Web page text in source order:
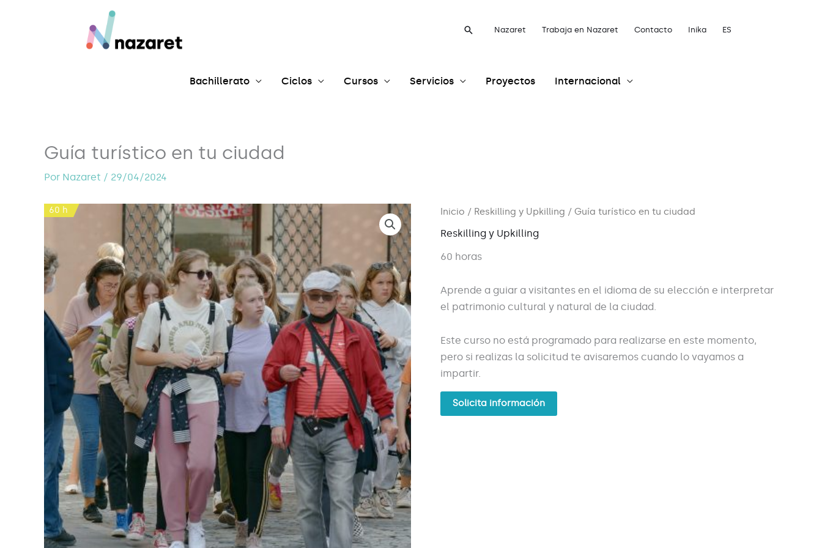
BuscarNazaret Trabaja en Nazaret Contacto Inika ES
Bachillerato Ciclos Cursos Servicios Proyectos Internacional
Guía turístico en tu ciudad
Por Nazaret / 29/04/2024
60 h Inicio / Reskilling y Upkilling / Guía turístico en tu ciudad
Reskilling y Upkilling
60 horas
Aprende a guiar a visitantes en el idioma de su elección e interpretar
el patrimonio cultural y natural de la ciudad.
Este curso no está programado para realizarse en este momento,
pero si realizas la solicitud te avisaremos cuando lo vayamos a
impartir.
Solicita información